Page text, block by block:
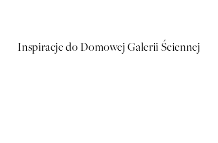
Inspiracje do Domowej Galerii Ściennej